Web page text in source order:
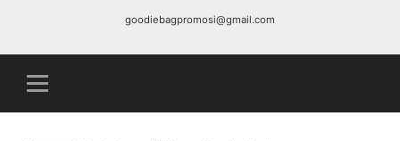
goodiebagpromosi@gmail.com